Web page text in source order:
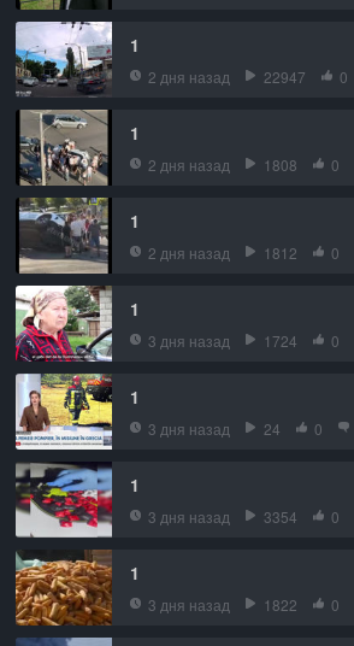
1
2 дня назад 22947 0
1
2 дня назад 1808 0
1
2 дня назад 1812 0
1
3 дня назад 1724 0
1
3 дня назад 24 0
1
3 дня назад 3354 0
1
3 дня назад 1822 0